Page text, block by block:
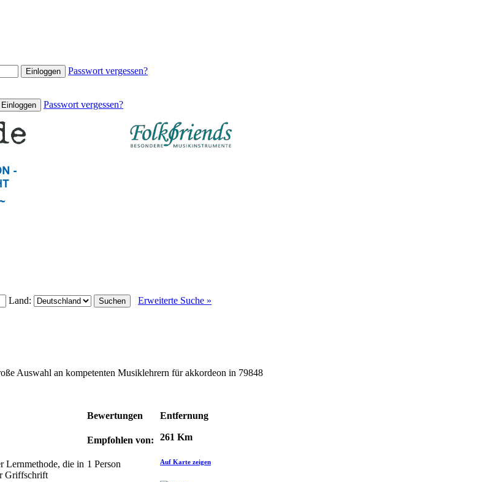
Passwort vergessen?
Passwort vergessen?
Land: Erweiterte Suche »
Auswahl an kompetenten Musiklehrern für akkordeon in 79848
Bewertungen Entfernung
Lernmethode, die in
Griffschrift
Empfohlen von:
1 Person
261 Km
Auf Karte zeigen